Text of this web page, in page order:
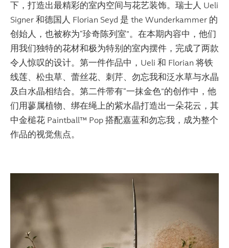
下，打造出最精彩的室内空间与花艺装饰。瑞士人 Ueli
Signer 和德国人 Florian Seyd 是 the Wunderkammer 的
创始人，也被称为“珍奇陈列室”。在本期内容中，他们
用我们独特的花材和极为特别的室内摆件，完成了两款
令人惊叹的设计。第一件作品中，Ueli 和 Florian 将铁
线莲、松虫草、蕾丝花、刺芹、勿忘我和泛水草与水晶
及白水晶相结合。第二件带有“一抹金色”的创作中，他
们用蓼属植物、绑在绳上的紫水晶打造出一朵花云，其
中金槌花 Paintball™ Pop 搭配嘉蓝和勿忘我，成为整个
作品的视觉焦点。